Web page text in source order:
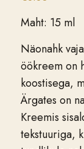
Maht: 15 ml
Näonahk
öökreem on
koostisega,
Ärgates on
Kreemis
tekstuuriga,